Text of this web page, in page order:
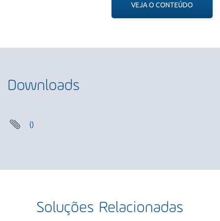
VEJA O CONTEÚDO
Downloads
()
Soluções Relacionadas